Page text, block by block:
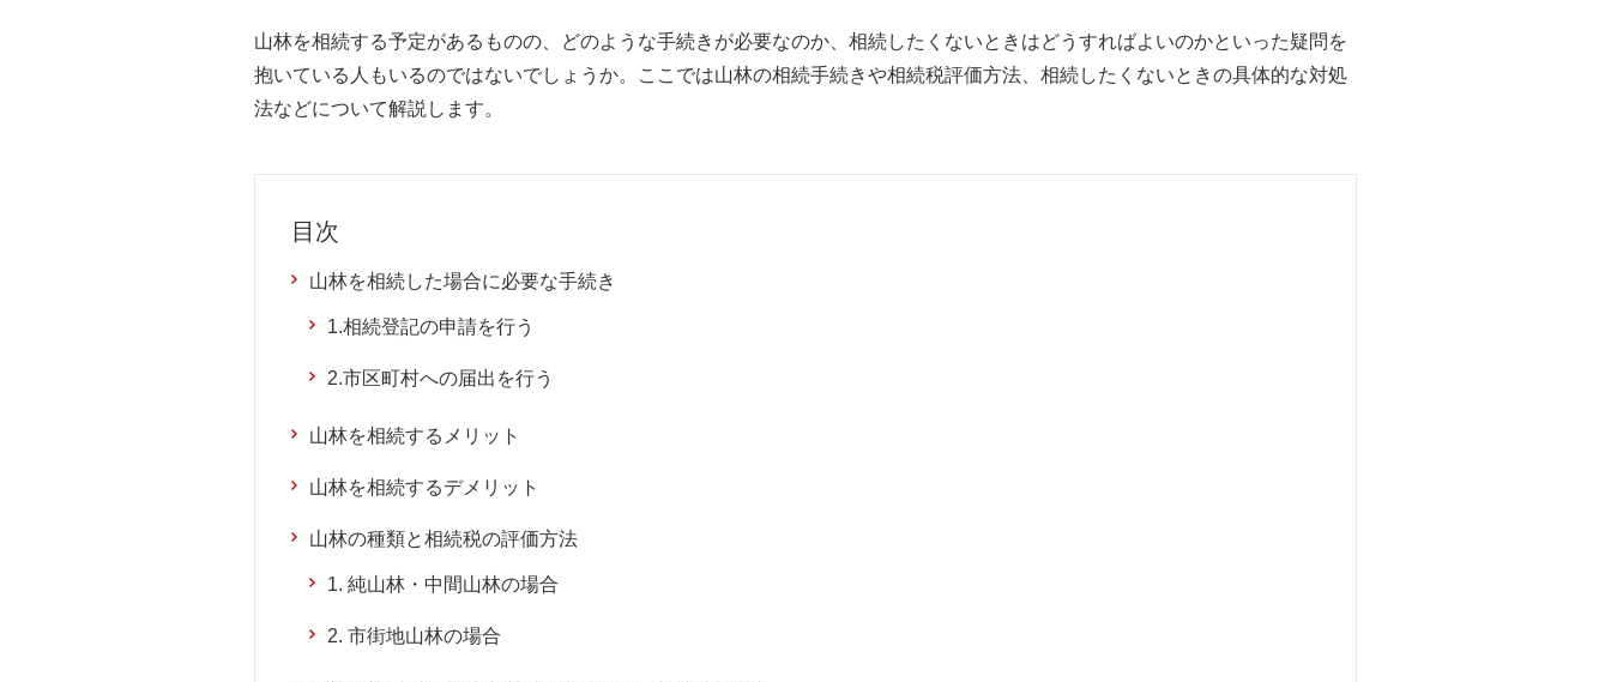
山林を相続する予定があるものの、どのような手続きが必要なのか、相続したくないときはどうすればよいのかといった疑問を
抱いている人もいるのではないでしょうか。ここでは山林の相続手続きや相続税評価方法、相続したくないときの具体的な対処
法などについて解説します。
目次
山林を相続した場合に必要な手続き
1.相続登記の申請を行う
2.市区町村への届出を行う
山林を相続するメリット
山林を相続するデメリット
山林の種類と相続税の評価方法
1. 純山林・中間山林の場合
2. 市街地山林の場合